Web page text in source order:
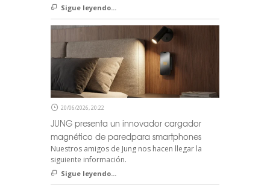
Sigue leyendo...
20/06/2026, 20:22
JUNG presenta un innovador cargador
magnético de paredpara smartphones
Nuestros amigos de Jung nos hacen llegar la
siguiente información.
Sigue leyendo...